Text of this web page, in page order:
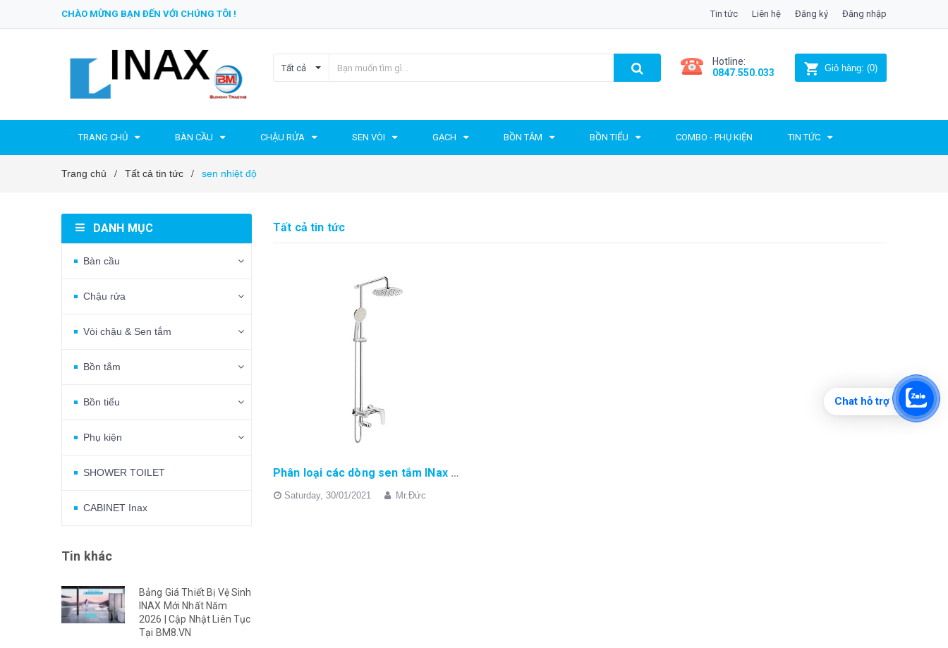
CHÀO MỪNG BẠN ĐẾN VỚI CHÚNG TÔI ! Tin tức Liên hệ Đăng ký Đăng nhập
Tất cả
Hotline:
0847.550.033
Giỏ hàng: (0)
TRANG CHỦ BÀN CẦU CHẬU RỬA SEN VÒI GẠCH BỒN TẮM BỒN TIỂU COMBO - PHỤ KIỆN TIN TỨC
Trang chủ / Tất cả tin tức / sen nhiệt độ
Tất cả tin tức
Phân loại các dòng sen tắm INax dành cho bạn
Saturday, 30/01/2021 Mr.Đức
DANH MỤC
Bàn cầu
Chậu rửa
Vòi chậu & Sen tắm
Bồn tắm
Bồn tiểu
Phụ kiện
SHOWER TOILET
CABINET Inax
Tin khác
Bảng Giá Thiết Bị Vệ Sinh
INAX Mới Nhất Năm
2026 | Cập Nhật Liên Tục
Tại BM8.VN
Chat hỗ trợ